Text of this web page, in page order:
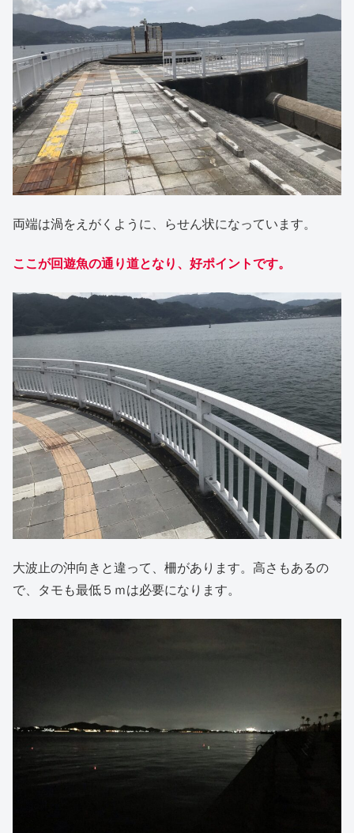
両端は渦をえがくように、らせん状になっています。
ここが回遊魚の通り道となり、好ポイントです。
大波止の沖向きと違って、柵があります。高さもあるの
で、タモも最低５ｍは必要になります。